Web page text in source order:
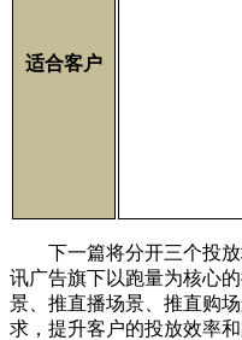
适合客户
下一篇将分开三个投
讯广告旗下以跑量为核心
景、推直播场景、推直购
求，提升客户的投放效率